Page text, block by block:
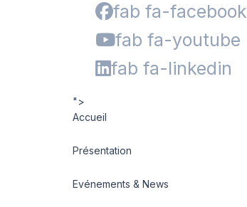
fab fa-facebook
fab fa-youtube
fab fa-linkedin
">
Accueil
Présentation
Evénements & News